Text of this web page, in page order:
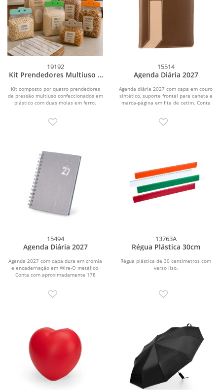
19192
Kit Prendedores Multiuso 4
Kit composto por quatro prendedores
de pressão multiuso confeccionados em
plástico com duas molas em ferro.
15514
Agenda Diária 2027
Agenda diária 2027 com capa em couro
sintético, suporte frontal para caneta e
marca-página em fita de cetim. Conta
15494
Agenda Diária 2027
Agenda 2027 com capa dura em cromia
e encadernação em Wire-O metálico.
Conta com aproximadamente 178
13763A
Régua Plástica 30cm
Régua plástica de 30 centímetros com
verso liso.